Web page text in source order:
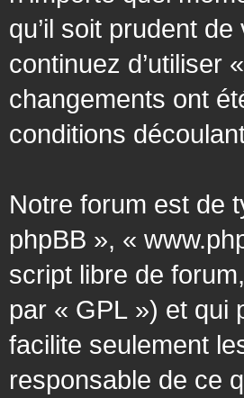
qu’il soit prudent
continuez d’utiliser
changements ont
conditions
Notre forum est de
phpBB », «
script libre de
par « GPL ») et qui
facilite seulement
responsable de ce